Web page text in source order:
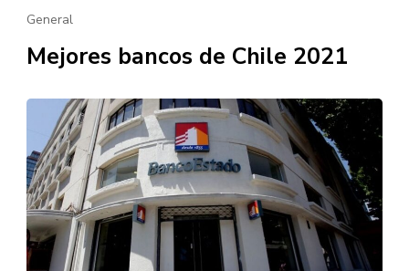
General
Mejores bancos de Chile 2021